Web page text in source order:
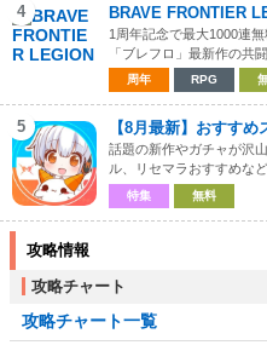
4 BRAVE FRONTIER
1周年記念で最大1000連
「ブレフロ」最新作の共
周年 RPG
5 【8月最新】おすす
話題の新作やガチャが沢
ル、リセマラおすすめな
特集 無料
攻略情報
攻略チャート
攻略チャート一覧